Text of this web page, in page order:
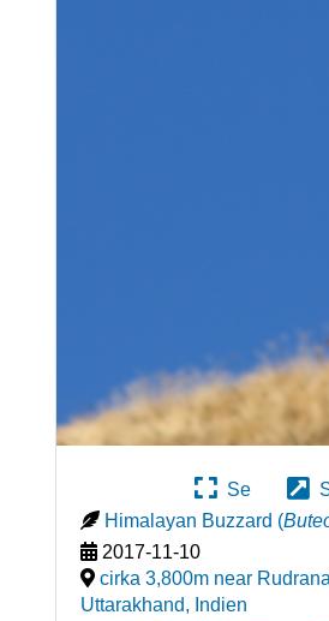
Se
Himalayan Buzzard (
2017-11-10
cirka 3,800m near
Uttarakhand, Indien